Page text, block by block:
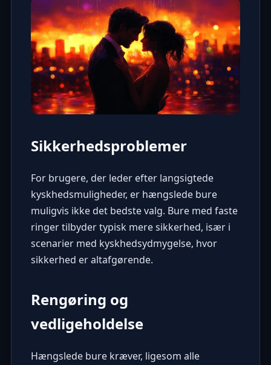
Sikkerhedsproblemer
For brugere, der leder efter langsigtede
kyskhedsmuligheder, er hængslede bure
muligvis ikke det bedste valg. Bure med faste
ringer tilbyder typisk mere sikkerhed, især i
scenarier med kyskhedsydmygelse, hvor
sikkerhed er altafgørende.
Rengøring og
vedligeholdelse
Hængslede bure kræver, ligesom alle